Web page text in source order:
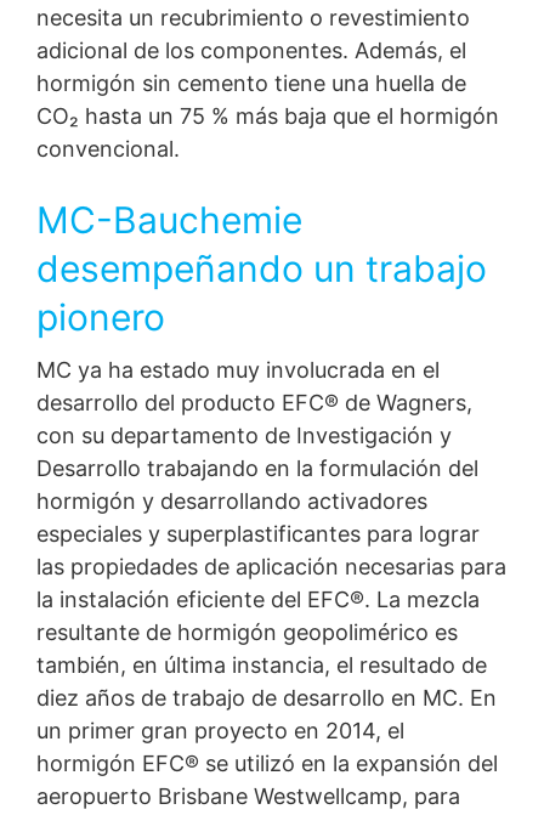
Noticias
Hacia el futuro sin cemento
de cemento hacen de la sostenibilidad un enfoque
clave en la industria de la construcción. MC-
Bauchemie lidera innovaciones con materiales sin
cemento y soluciones de construcción ecológicas.
necesita un recubrimiento o revestimiento
adicional de los componentes. Además, el
hormigón sin cemento tiene una huella de
CO₂ hasta un 75 % más baja que el hormigón
convencional.
MC-Bauchemie
desempeñando un trabajo
pionero
MC ya ha estado muy involucrada en el
desarrollo del producto EFC® de Wagners,
con su departamento de Investigación y
Desarrollo trabajando en la formulación del
hormigón y desarrollando activadores
especiales y superplastificantes para lograr
las propiedades de aplicación necesarias para
la instalación eficiente del EFC®. La mezcla
resultante de hormigón geopolimérico es
también, en última instancia, el resultado de
diez años de trabajo de desarrollo en MC. En
un primer gran proyecto en 2014, el
hormigón EFC® se utilizó en la expansión del
aeropuerto Brisbane Westwellcamp, para